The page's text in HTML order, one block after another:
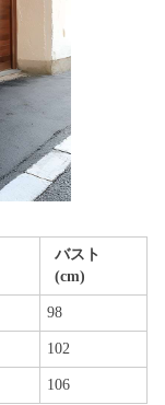
バスト
(cm)
98
102
106